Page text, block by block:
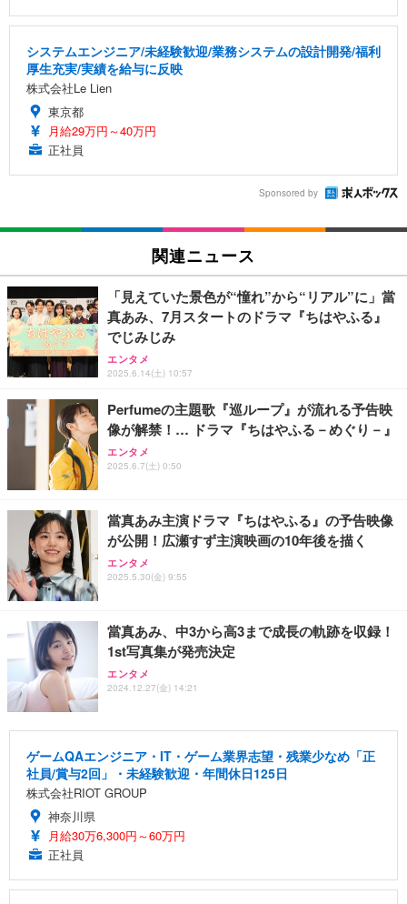
システムエンジニア/未経験歓迎/業務システムの設計開発/福利
厚生充実/実績を給与に反映
株式会社Le Lien
東京都
月給29万円～40万円
正社員
Sponsored by
関連ニュース
「見えていた景色が“憧れ”から“リアル”に」當
真あみ、7月スタートのドラマ『ちはやふる』
でじみじみ
エンタメ
2025.6.14(土) 10:57
Perfumeの主題歌『巡ループ』が流れる予告映
像が解禁！… ドラマ『ちはやふる－めぐり－』
エンタメ
2025.6.7(土) 0:50
當真あみ主演ドラマ『ちはやふる』の予告映像
が公開！広瀬すず主演映画の10年後を描く
エンタメ
2025.5.30(金) 9:55
當真あみ、中3から高3まで成長の軌跡を収録！
1st写真集が発売決定
エンタメ
2024.12.27(金) 14:21
ゲームQAエンジニア・IT・ゲーム業界志望・残業少なめ「正
社員/賞与2回」・未経験歓迎・年間休日125日
株式会社RIOT GROUP
神奈川県
月給30万6,300円～60万円
正社員